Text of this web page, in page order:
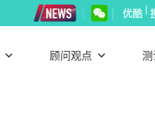
优酷|
顾问观点 测